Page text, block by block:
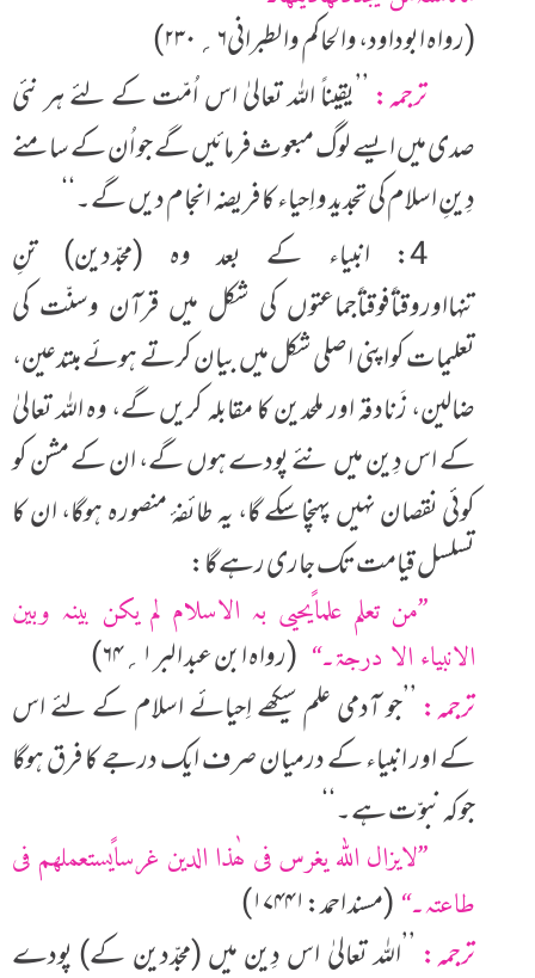
(رواہ ابوداود، والحاکم والطبرانی۶؍۲۳۰)
ترجمہ:’’یقیناً اللہ تعالیٰ اس اُمّت کے لئے ہر نئی
صدی میں ایسے لوگ مبعوث فرمائیں گے جو اُن کے سامنے
دِینِ اسلام کی تجدید و اِحیاء کا فریضہ انجام دیں گے۔‘‘
4: انبیاء کے بعد وہ (مجدّدین) تنِ
تنہااوروقتاًفوقتاًجماعتوں کی شکل میں قرآن وسنّت کی
تعلیمات کواپنی اصلی شکل میں بیان کرتے ہوئے مبتدعین،
ضالین، زَنادقہ اور ملحدین کا مقابلہ کریں گے، وہ اللہ تعالیٰ
کے اس دِین میں نئے پودے ہوں گے، ان کے مشن کو
کوئی نقصان نہیں پہنچاسکے گا، یہ طائفۂ منصورہ ہوگا، ان کا
تسلسل قیامت تک جاری رہے گا:
’’من تعلم علماًیحیی بہ الاسلام لم یکن بینہ وبین
الانبیاء الا درجۃ۔‘‘ (رواہ ابن عبد البر ۱؍۶۴)
ترجمہ:’’جو آدمی علم سیکھے اِحیائے اسلام کے لئے اس
کے اور انبیاء کے درمیان صرف ایک درجے کا فرق ہوگا
جوکہ نبوّت ہے۔‘‘
’’لایزال اللہ یغرس فی ھٰذا الدین غرساًیستعملھم فی
طاعتہ۔‘‘ (مسند احمد:۱۷۴۴۱)
ترجمہ: ’’اللہ تعالیٰ اس دِین میں (مجدّدین کے) پودے